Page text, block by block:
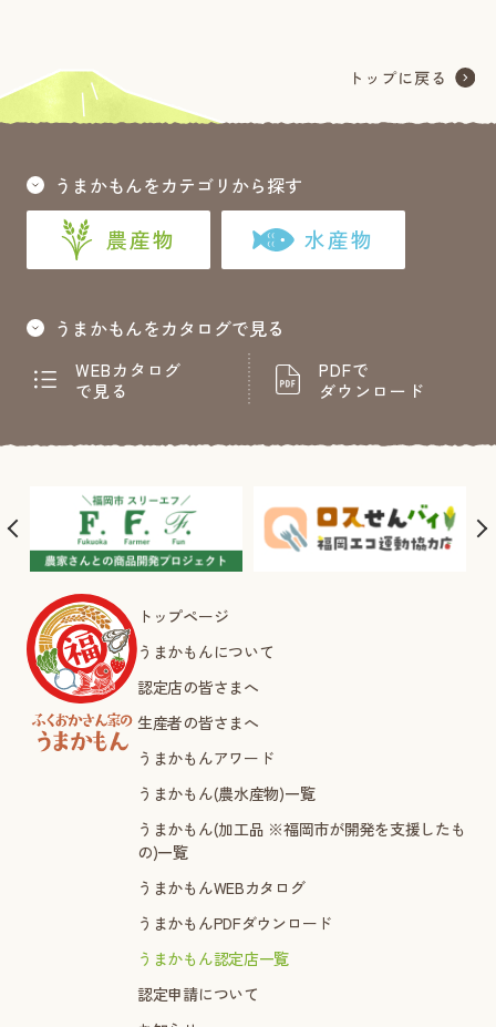
うまかもんをカテゴリから探す
農産物 水産物
うまかもんをカタログで見る
WEBカタログ
で見る
PDFで
ダウンロード
トップページ
うまかもんについて
認定店の皆さまへ
生産者の皆さまへ
うまかもんアワード
うまかもん(農水産物)一覧
うまかもん(加工品 ※福岡市が開発を支援したも
の)一覧
うまかもんWEBカタログ
うまかもんPDFダウンロード
うまかもん認定店一覧
認定申請について